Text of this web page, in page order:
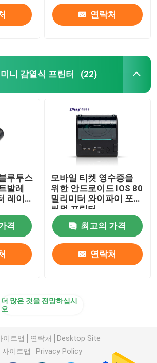
연락처
니 감열식 프린터 (22)
루투스
발레
레이
격
모바일 티켓 영수증을
위한 안드로이드 IOS 80
밀리미터 와이파이 포스
써멀 프린터
최고의 가격
연락처
더 많은 것을 전망하십시
오
이트맵 연락처
Desktop Site
사이트맵
Privacy Policy